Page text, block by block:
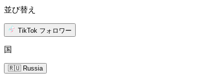
並び替え
TikTok フォロワー
国
🇷🇺 Russia